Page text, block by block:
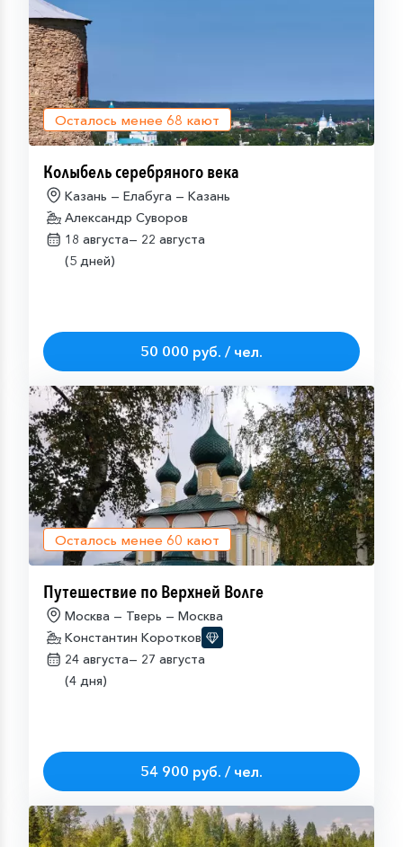
Осталось менее 68 кают
Колыбель серебряного века
Казань — Елабуга — Казань
Александр Суворов
18 августа— 22 августа
(5 дней)
50 000 руб. / чел.
Осталось менее 60 кают
Путешествие по Верхней Волге
Москва — Тверь — Москва
Константин Коротков
24 августа— 27 августа
(4 дня)
54 900 руб. / чел.